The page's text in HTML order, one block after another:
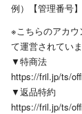
例）【管理番号
※こちらのアカ
て運営されていま
▼特商法
https://fril.jp/ts/
▼返品特約
https://fril.jp/ts/